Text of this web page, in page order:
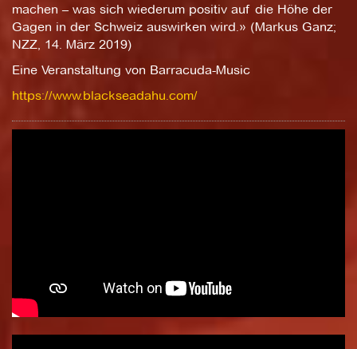
machen – was sich wiederum positiv auf die Höhe der
Gagen in der Schweiz auswirken wird.» (Markus Ganz;
NZZ, 14. März 2019)
Eine Veranstaltung von Barracuda-Music
https://www.blackseadahu.com/